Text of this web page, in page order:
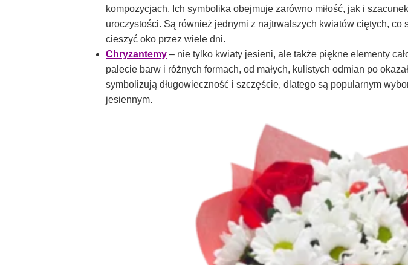
kompozycjach. Ich symbolika obejmuje zarówno miłość, jak i
uroczystości. Są również jednymi z najtrwalszych kwiatów ciętych, co
cieszyć oko przez wiele dni.
Chryzantemy – nie tylko kwiaty jesieni, ale także piękne elementy
palecie barw i różnych formach, od małych, kulistych odmian po
symbolizują długowieczność i szczęście, dlatego są popularnym
jesiennym.